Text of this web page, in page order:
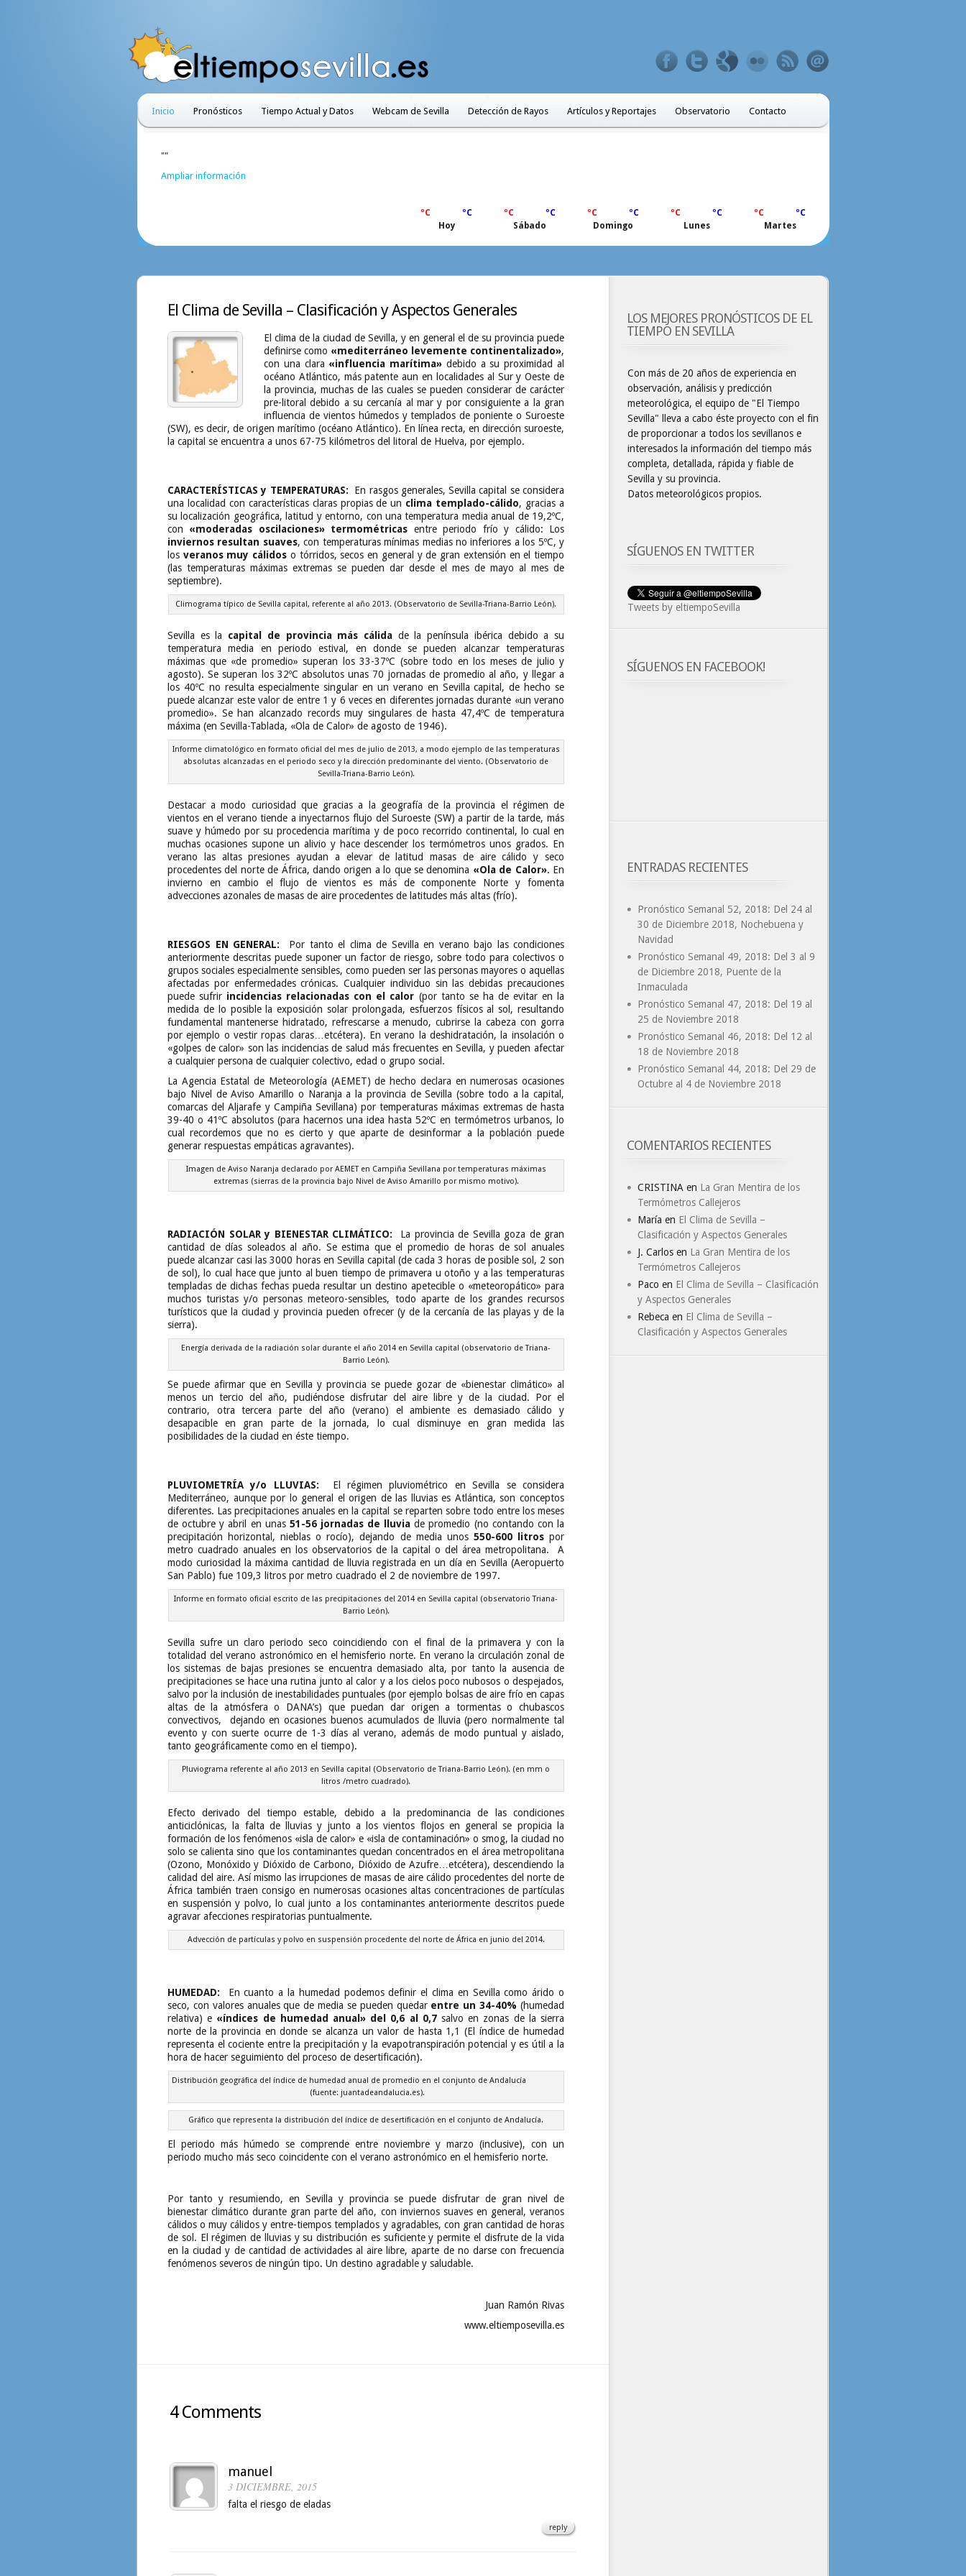
Inicio Pronósticos Tiempo Actual y Datos Webcam de Sevilla Detección de Rayos Artículos y Reportajes Observatorio Contacto
""
Ampliar información
ºC
ºC
Hoy
ºC
ºC
Sábado
ºC
ºC
Domingo
ºC
ºC
Lunes
ºC
ºC
Martes
El Clima de Sevilla – Clasificación y Aspectos Generales
El clima de la ciudad de Sevilla, y en general el de su provincia puede
definirse como «mediterráneo levemente continentalizado»,
con una clara «influencia marítima» debido a su proximidad al
océano Atlántico, más patente aun en localidades al Sur y Oeste de
la provincia, muchas de las cuales se pueden considerar de carácter
pre-litoral debido a su cercanía al mar y por consiguiente a la gran
influencia de vientos húmedos y templados de poniente o Suroeste
(SW), es decir, de origen marítimo (océano Atlántico). En línea recta, en dirección suroeste,
la capital se encuentra a unos 67-75 kilómetros del litoral de Huelva, por ejemplo.
CARACTERÍSTICAS y TEMPERATURAS: En rasgos generales, Sevilla capital se considera
una localidad con características claras propias de un clima templado-cálido, gracias a
su localización geográfica, latitud y entorno, con una temperatura media anual de 19,2ºC,
con «moderadas oscilaciones» termométricas entre periodo frío y cálido: Los
inviernos resultan suaves, con temperaturas mínimas medias no inferiores a los 5ºC, y
los veranos muy cálidos o tórridos, secos en general y de gran extensión en el tiempo
(las temperaturas máximas extremas se pueden dar desde el mes de mayo al mes de
septiembre).
Climograma típico de Sevilla capital, referente al año 2013. (Observatorio de Sevilla-Triana-Barrio León).
Sevilla es la capital de provincia más cálida de la península ibérica debido a su
temperatura media en periodo estival, en donde se pueden alcanzar temperaturas
máximas que «de promedio» superan los 33-37ºC (sobre todo en los meses de julio y
agosto). Se superan los 32ºC absolutos unas 70 jornadas de promedio al año, y llegar a
los 40ºC no resulta especialmente singular en un verano en Sevilla capital, de hecho se
puede alcanzar este valor de entre 1 y 6 veces en diferentes jornadas durante «un verano
promedio». Se han alcanzado records muy singulares de hasta 47,4ºC de temperatura
máxima (en Sevilla-Tablada, «Ola de Calor» de agosto de 1946).
Informe climatológico en formato oficial del mes de julio de 2013, a modo ejemplo de las temperaturas
absolutas alcanzadas en el periodo seco y la dirección predominante del viento. (Observatorio de
Sevilla-Triana-Barrio León).
Destacar a modo curiosidad que gracias a la geografía de la provincia el régimen de
vientos en el verano tiende a inyectarnos flujo del Suroeste (SW) a partir de la tarde, más
suave y húmedo por su procedencia marítima y de poco recorrido continental, lo cual en
muchas ocasiones supone un alivio y hace descender los termómetros unos grados. En
verano las altas presiones ayudan a elevar de latitud masas de aire cálido y seco
procedentes del norte de África, dando origen a lo que se denomina «Ola de Calor». En
invierno en cambio el flujo de vientos es más de componente Norte y fomenta
advecciones azonales de masas de aire procedentes de latitudes más altas (frío).
RIESGOS EN GENERAL: Por tanto el clima de Sevilla en verano bajo las condiciones
anteriormente descritas puede suponer un factor de riesgo, sobre todo para colectivos o
grupos sociales especialmente sensibles, como pueden ser las personas mayores o aquellas
afectadas por enfermedades crónicas. Cualquier individuo sin las debidas precauciones
puede sufrir incidencias relacionadas con el calor (por tanto se ha de evitar en la
medida de lo posible la exposición solar prolongada, esfuerzos físicos al sol, resultando
fundamental mantenerse hidratado, refrescarse a menudo, cubrirse la cabeza con gorra
por ejemplo o vestir ropas claras…etcétera). En verano la deshidratación, la insolación o
«golpes de calor» son las incidencias de salud más frecuentes en Sevilla, y pueden afectar
a cualquier persona de cualquier colectivo, edad o grupo social.
La Agencia Estatal de Meteorología (AEMET) de hecho declara en numerosas ocasiones
bajo Nivel de Aviso Amarillo o Naranja a la provincia de Sevilla (sobre todo a la capital,
comarcas del Aljarafe y Campiña Sevillana) por temperaturas máximas extremas de hasta
39-40 o 41ºC absolutos (para hacernos una idea hasta 52ºC en termómetros urbanos, lo
cual recordemos que no es cierto y que aparte de desinformar a la población puede
generar respuestas empáticas agravantes).
Imagen de Aviso Naranja declarado por AEMET en Campiña Sevillana por temperaturas máximas
extremas (sierras de la provincia bajo Nivel de Aviso Amarillo por mismo motivo).
RADIACIÓN SOLAR y BIENESTAR CLIMÁTICO:
La provincia de Sevilla goza de gran
cantidad de días soleados al año. Se estima que el promedio de horas de sol anuales
puede alcanzar casi las 3000 horas en Sevilla capital (de cada 3 horas de posible sol, 2 son
de sol), lo cual hace que junto al buen tiempo de primavera u otoño y a las temperaturas
templadas de dichas fechas pueda resultar un destino apetecible o «meteoropático» para
muchos turistas y/o personas meteoro-sensibles, todo aparte de los grandes recursos
turísticos que la ciudad y provincia pueden ofrecer (y de la cercanía de las playas y de la
sierra).
Energía derivada de la radiación solar durante el año 2014 en Sevilla capital (observatorio de Triana-
Barrio León).
Se puede afirmar que en Sevilla y provincia se puede gozar de «bienestar climático» al
menos un tercio del año, pudiéndose disfrutar del aire libre y de la ciudad. Por el
contrario, otra tercera parte del año (verano) el ambiente es demasiado cálido y
desapacible en gran parte de la jornada, lo cual disminuye en gran medida las
posibilidades de la ciudad en éste tiempo.
PLUVIOMETRÍA y/o LLUVIAS: El régimen pluviométrico en Sevilla se considera
Mediterráneo, aunque por lo general el origen de las lluvias es Atlántica, son conceptos
diferentes. Las precipitaciones anuales en la capital se reparten sobre todo entre los meses
de octubre y abril en unas 51-56 jornadas de lluvia de promedio (no contando con la
precipitación horizontal, nieblas o rocío), dejando de media unos 550-600 litrospor
metro cuadrado anuales en los observatorios de la capital o del área metropolitana. A
modo curiosidad la máxima cantidad de lluvia registrada en un día en Sevilla (Aeropuerto
San Pablo) fue 109,3 litros por metro cuadrado el 2 de noviembre de 1997.
Informe en formato oficial escrito de las precipitaciones del 2014 en Sevilla capital (observatorio Triana-
Barrio León).
Sevilla sufre un claro periodo seco coincidiendo con el final de la primavera y con la
totalidad del verano astronómico en el hemisferio norte. En verano la circulación zonal de
los sistemas de bajas presiones se encuentra demasiado alta, por tanto la ausencia de
precipitaciones se hace una rutina junto al calor y a los cielos poco nubosos o despejados,
salvo por la inclusión de inestabilidades puntuales (por ejemplo bolsas de aire frío en capas
altas de la atmósfera o DANA’s) que puedan dar origen a tormentas o chubascos
convectivos, dejando en ocasiones buenos acumulados de lluvia (pero normalmente tal
evento y con suerte ocurre de 1-3 días al verano, además de modo puntual y aislado,
tanto geográficamente como en el tiempo).
Pluviograma referente al año 2013 en Sevilla capital (Observatorio de Triana-Barrio León). (en mm o
litros /metro cuadrado).
Efecto derivado del tiempo estable, debido a la predominancia de las condiciones
anticiclónicas, la falta de lluvias y junto a los vientos flojos en general se propicia la
formación de los fenómenos «isla de calor» e «isla de contaminación» o smog, la ciudad no
solo se calienta sino que los contaminantes quedan concentrados en el área metropolitana
(Ozono, Monóxido y Dióxido de Carbono, Dióxido de Azufre…etcétera), descendiendo la
calidad del aire. Así mismo las irrupciones de masas de aire cálido procedentes del norte de
África también traen consigo en numerosas ocasiones altas concentraciones de partículas
en suspensión y polvo, lo cual junto a los contaminantes anteriormente descritos puede
agravar afecciones respiratorias puntualmente.
Advección de partículas y polvo en suspensión procedente del norte de África en junio del 2014.
HUMEDAD: En cuanto a la humedad podemos definir el clima en Sevilla como árido o
seco, con valores anuales que de media se pueden quedar entre un 34-40% (humedad
relativa) e «índices de humedad anual» del 0,6 al 0,7salvo en zonas de la sierra
norte de la provincia en donde se alcanza un valor de hasta 1,1 (El índice de humedad
representa el cociente entre la precipitación y la evapotranspiración potencial y es útil a la
hora de hacer seguimiento del proceso de desertificación).
Distribución geográfica del índice de humedad anual de promedio en el conjunto de Andalucía
(fuente: juantadeandalucia.es).
Gráfico que representa la distribución del índice de desertificación en el conjunto de Andalucía.
El periodo más húmedo se comprende entre noviembre y marzo (inclusive), con un
periodo mucho más seco coincidente con el verano astronómico en el hemisferio norte.
Por tanto y resumiendo, en Sevilla y provincia se puede disfrutar de gran nivel de
bienestar climático durante gran parte del año, con inviernos suaves en general, veranos
cálidos o muy cálidos y entre-tiempos templados y agradables, con gran cantidad de horas
de sol. El régimen de lluvias y su distribución es suficiente y permite el disfrute de la vida
en la ciudad y de cantidad de actividades al aire libre, aparte de no darse con frecuencia
fenómenos severos de ningún tipo. Un destino agradable y saludable.
Juan Ramón Rivas
www.eltiemposevilla.es
4 Comments
manuel
3 DICIEMBRE, 2015
falta el riesgo de eladas
reply
LOS MEJORES PRONÓSTICOS DE EL
TIEMPO EN SEVILLA
Con más de 20 años de experiencia en
observación, análisis y predicción
meteorológica, el equipo de "El Tiempo
Sevilla" lleva a cabo éste proyecto con el fin
de proporcionar a todos los sevillanos e
interesados la información del tiempo más
completa, detallada, rápida y fiable de
Sevilla y su provincia.
Datos meteorológicos propios.
SÍGUENOS EN TWITTER
Tweets by eltiempoSevilla
SÍGUENOS EN FACEBOOK!
ENTRADAS RECIENTES
Pronóstico Semanal 52, 2018: Del 24 al
30 de Diciembre 2018, Nochebuena y
Navidad
Pronóstico Semanal 49, 2018: Del 3 al 9
de Diciembre 2018, Puente de la
Inmaculada
Pronóstico Semanal 47, 2018: Del 19 al
25 de Noviembre 2018
Pronóstico Semanal 46, 2018: Del 12 al
18 de Noviembre 2018
Pronóstico Semanal 44, 2018: Del 29 de
Octubre al 4 de Noviembre 2018
COMENTARIOS RECIENTES
CRISTINA en La Gran Mentira de los
Termómetros Callejeros
María en El Clima de Sevilla –
Clasificación y Aspectos Generales
J. Carlos en La Gran Mentira de los
Termómetros Callejeros
Paco en El Clima de Sevilla – Clasificación
y Aspectos Generales
Rebeca en El Clima de Sevilla –
Clasificación y Aspectos Generales